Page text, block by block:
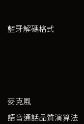
藍牙解碼格式
麥克風
語音通話品質演算法